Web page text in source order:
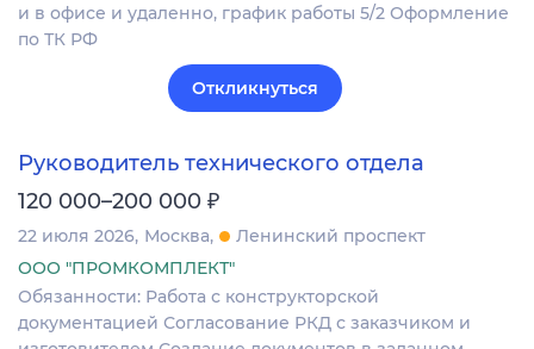
и в офисе и удаленно, график работы 5/2 Оформление
по ТК РФ
Откликнуться
Руководитель технического отдела
120 000–200 000 ₽
22 июля 2026 Москва
Ленинский проспект
ООО "ПРОМКОМПЛЕКТ"
Обязанности: Работа с конструкторской
документацией Согласование РКД с заказчиком и